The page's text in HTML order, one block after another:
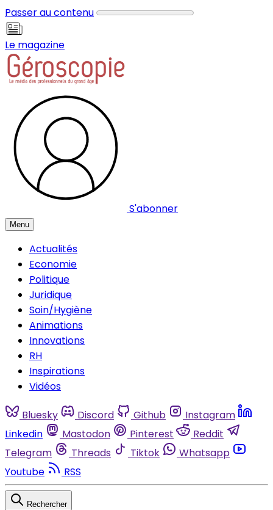
Passer au contenu
Le magazine
S'abonner
Menu
Actualités
Economie
Politique
Juridique
Soin/Hygiène
Animations
Innovations
RH
Inspirations
Vidéos
Bluesky Discord Github
Instagram
Linkedin
Mastodon Pinterest
Reddit
Telegram
Threads Tiktok
Whatsapp
Youtube
RSS
Rechercher
Panneau de gestion des cookies